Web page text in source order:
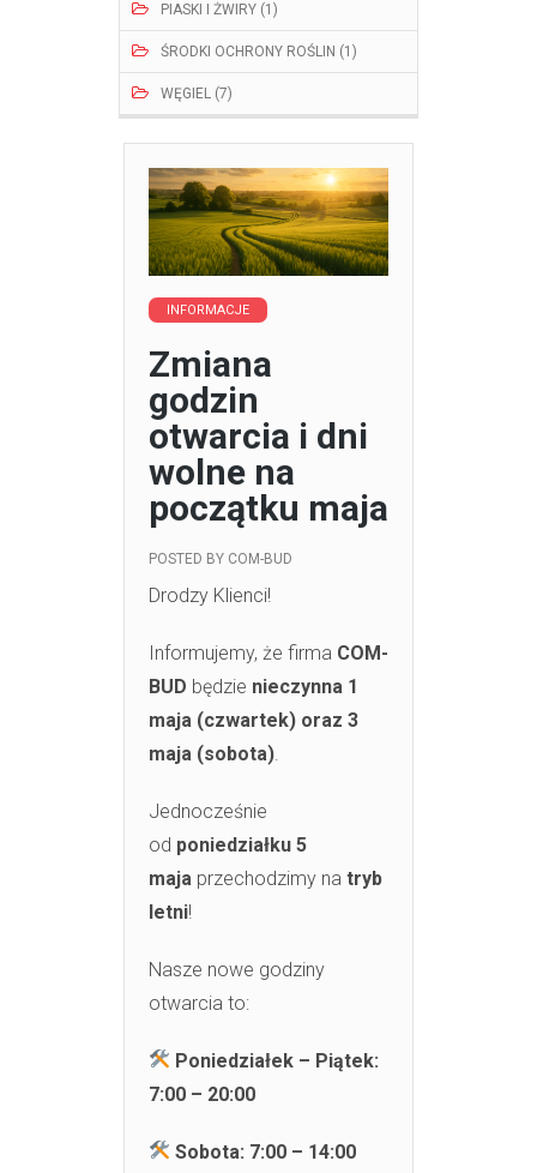
PIASKI I ŻWIRY (1)
ŚRODKI OCHRONY ROŚLIN (1)
WĘGIEL (7)
INFORMACJE
Zmiana
godzin
otwarcia i dni
wolne na
początku maja
POSTED BY COM-BUD
Drodzy Klienci!
Informujemy, że firma COM-
BUD będzie nieczynna 1
maja (czwartek) oraz 3
maja (sobota)
Jednocześnie
od poniedziałku 5
maja przechodzimy na tryb
letni!
Nasze nowe godziny
otwarcia to:
Poniedziałek – Piątek:
7:00 – 20:00
Sobota: 7:00 – 14:00